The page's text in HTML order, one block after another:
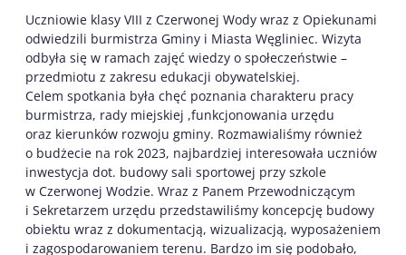
Uczniowie klasy VIII z Czerwonej Wody wraz z Opiekunami
odwiedzili burmistrza Gminy i Miasta Węgliniec. Wizyta
odbyła się w ramach zajęć wiedzy o społeczeństwie –
przedmiotu z zakresu edukacji obywatelskiej.
Celem spotkania była chęć poznania charakteru pracy
burmistrza, rady miejskiej ,funkcjonowania urzędu
oraz kierunków rozwoju gminy. Rozmawialiśmy również
o budżecie na rok 2023, najbardziej interesowała uczniów
inwestycja dot. budowy sali sportowej przy szkole
w Czerwonej Wodzie. Wraz z Panem Przewodniczącym
i Sekretarzem urzędu przedstawiliśmy koncepcję budowy
obiektu wraz z dokumentacją, wizualizacją, wyposażeniem
i zagospodarowaniem terenu. Bardzo im się podobało,